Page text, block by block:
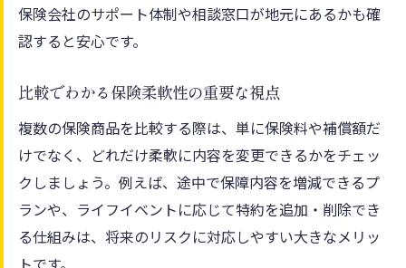
保険会社のサポート体制や相談窓口が地元にあるかも確
認すると安心です。
比較でわかる保険柔軟性の重要な視点
複数の保険商品を比較する際は、単に保険料や補償額だ
けでなく、どれだけ柔軟に内容を変更できるかをチェッ
クしましょう。例えば、途中で保障内容を増減できるプ
ランや、ライフイベントに応じて特約を追加・削除でき
る仕組みは、将来のリスクに対応しやすい大きなメリッ
トです。